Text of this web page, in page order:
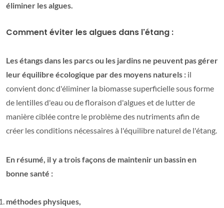
éliminer les algues.
Comment éviter les algues dans l'étang :
Les étangs dans les parcs ou les jardins ne peuvent pas gérer
leur équilibre écologique par des moyens naturels : il
convient donc d'éliminer la biomasse superficielle sous forme
de lentilles d'eau ou de floraison d'algues et de lutter de
manière ciblée contre le problème des nutriments afin de
créer les conditions nécessaires à l'équilibre naturel de l'étang.
En résumé, il y a trois façons de maintenir un bassin en
bonne santé :
méthodes physiques,